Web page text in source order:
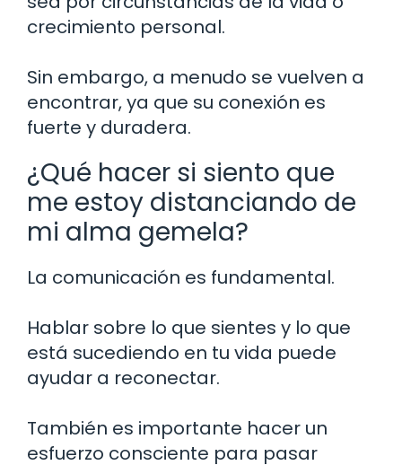
crecimiento personal.
Sin embargo, a menudo se vuelven a
encontrar, ya que su conexión es
fuerte y duradera.
¿Qué hacer si siento que
me estoy distanciando de
mi alma gemela?
La comunicación es fundamental.
Hablar sobre lo que sientes y lo que
está sucediendo en tu vida puede
ayudar a reconectar.
También es importante hacer un
esfuerzo consciente para pasar